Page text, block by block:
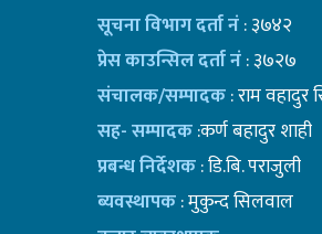
सूचना विभाग दर्ता नं: ३७४२
प्रेस काउन्सिल दर्ता नं: ३७२७
संचालक/सम्पादक: राम वहादुर
सह- सम्पादक:कर्ण बहादुर शाही
प्रबन्ध निर्देशक: डि.बि. पराजुली
ब्यवस्थापक: मुकुन्द सिलवाल